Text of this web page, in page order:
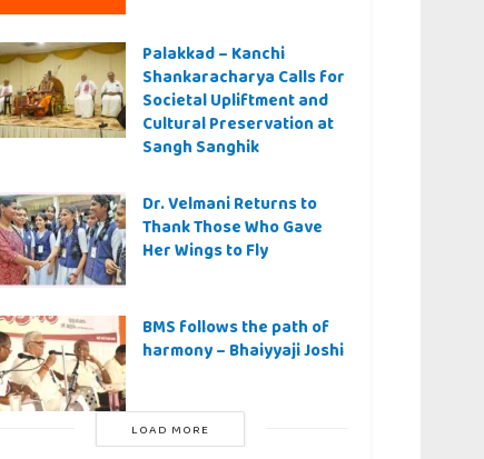
Palakkad – Kanchi
Shankaracharya Calls for
Societal Upliftment and
Cultural Preservation at
Sangh Sanghik
Dr. Velmani Returns to
Thank Those Who Gave
Her Wings to Fly
BMS follows the path of
harmony – Bhaiyyaji Joshi
LOAD MORE